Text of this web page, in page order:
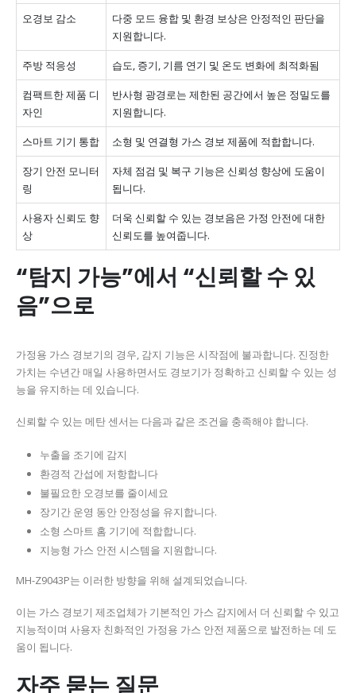
오경보 감소
다중 모드 융합 및 환경 보상은 안정적인 판단을
지원합니다.
주방 적응성 습도, 증기, 기름 연기 및 온도 변화에 최적화됨
컴팩트한 제품 디
자인
반사형 광경로는 제한된 공간에서 높은 정밀도를
지원합니다.
스마트 기기 통합 소형 및 연결형 가스 경보 제품에 적합합니다.
장기 안전 모니터
링
자체 점검 및 복구 기능은 신뢰성 향상에 도움이
됩니다.
사용자 신뢰도 향
상
더욱 신뢰할 수 있는 경보음은 가정 안전에 대한
신뢰도를 높여줍니다.
“탐지 가능”에서 “신뢰할 수 있
음”으로
가정용 가스 경보기의 경우, 감지 기능은 시작점에 불과합니다. 진정한
가치는 수년간 매일 사용하면서도 경보기가 정확하고 신뢰할 수 있는 성
능을 유지하는 데 있습니다.
신뢰할 수 있는 메탄 센서는 다음과 같은 조건을 충족해야 합니다.
누출을 조기에 감지
환경적 간섭에 저항합니다
불필요한 오경보를 줄이세요
장기간 운영 동안 안정성을 유지합니다.
소형 스마트 홈 기기에 적합합니다.
지능형 가스 안전 시스템을 지원합니다.
MH-Z9043P는 이러한 방향을 위해 설계되었습니다.
이는 가스 경보기 제조업체가 기본적인 가스 감지에서 더 신뢰할 수 있고
지능적이며 사용자 친화적인 가정용 가스 안전 제품으로 발전하는 데 도
움이 됩니다.
자주 묻는 질문